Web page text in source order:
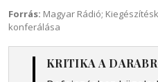
Forrás: Magyar Rádió;
konferálása
KRITIKA A